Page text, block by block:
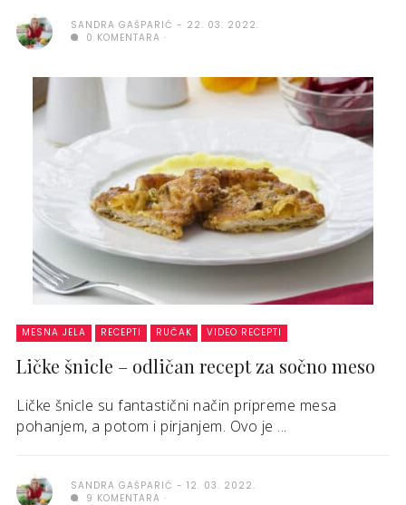
SANDRA GAŠPARIĆ
22. 03. 2022.
0 KOMENTARA
MESNA JELA RECEPTI RUČAK VIDEO RECEPTI
Ličke šnicle – odličan recept za sočno meso
Ličke šnicle su fantastični način pripreme mesa
pohanjem, a potom i pirjanjem. Ovo je ...
SANDRA GAŠPARIĆ
12. 03. 2022.
9 KOMENTARA